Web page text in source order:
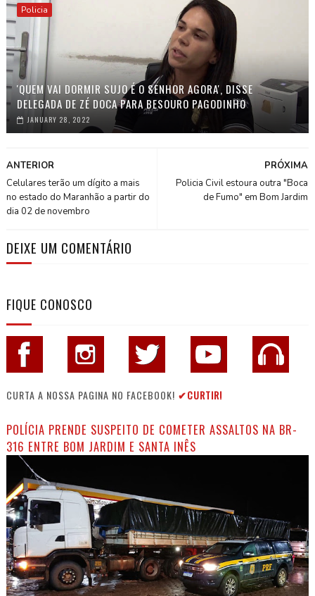
Policia
'QUEM VAI DORMIR SUJO É O SENHOR AGORA', DISSE
DELEGADA DE ZÉ DOCA PARA BESOURO PAGODINHO
JANUARY 28, 2022
PRÓXIMA
Policia Civil estoura outra "Boca
de Fumo" em Bom Jardim
ANTERIOR
Celulares terão um dígito a mais
no estado do Maranhão a partir do
dia 02 de novembro
DEIXE UM COMENTÁRIO
FIQUE CONOSCO
CURTA A NOSSA PAGINA NO FACEBOOK! ✔CURTIR!
POLÍCIA PRENDE SUSPEITO DE COMETER ASSALTOS NA BR-
316 ENTRE BOM JARDIM E SANTA INÊS